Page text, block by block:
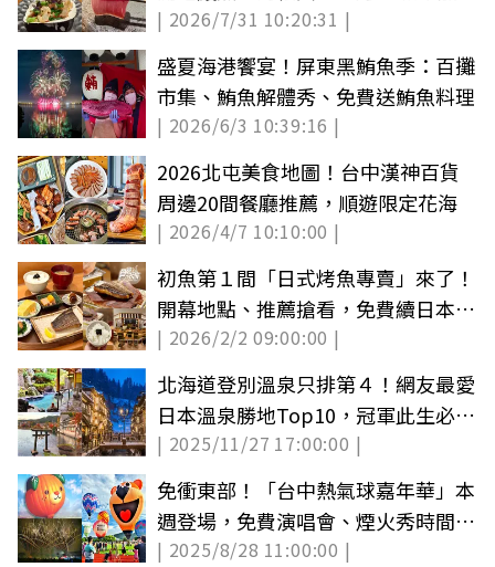
享優惠
| 2026/7/31 10:20:31 |
盛夏海港饗宴！屏東黑鮪魚季：百攤
市集、鮪魚解體秀、免費送鮪魚料理
| 2026/6/3 10:39:16 |
2026北屯美食地圖！台中漢神百貨
周邊20間餐廳推薦，順遊限定花海
| 2026/4/7 10:10:00 |
初魚第１間「日式烤魚專賣」來了！
開幕地點、推薦搶看，免費續日本
米、味噌湯
| 2026/2/2 09:00:00 |
北海道登別溫泉只排第４！網友最愛
日本溫泉勝地Top10，冠軍此生必
去、美食多
| 2025/11/27 17:00:00 |
免衝東部！「台中熱氣球嘉年華」本
週登場，免費演唱會、煙火秀時間一
次看
| 2025/8/28 11:00:00 |